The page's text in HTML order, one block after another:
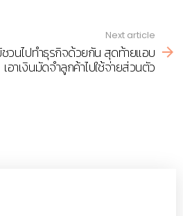
Next article
วนไปทำธุรกิจด้วยกัน สุดท้ายแอบ
เอาเงินมัดจำลูกค้าไปใช้จ่ายส่วนตัว